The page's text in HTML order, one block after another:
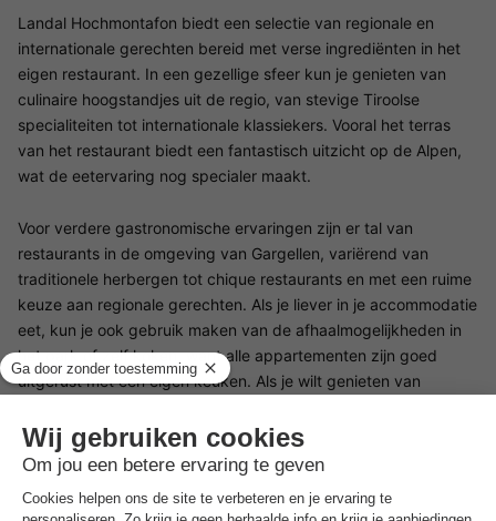
Landal Hochmontafon biedt een selectie van regionale en
internationale gerechten bereid met verse ingrediënten in het
eigen restaurant. In een gezellige sfeer kun je genieten van
culinaire hoogstandjes uit de regio, van stevige Tiroolse
specialiteiten tot internationale klassiekers. Vooral het terras
van het restaurant biedt een fantastisch uitzicht op de Alpen,
wat de eetervaring nog specialer maakt.
Voor verdere gastronomische ervaringen zijn er tal van
restaurants in de omgeving van Gargellen, variërend van
traditionele herbergen tot chique restaurants en met een ruime
keuze aan regionale gerechten. Als je liever in je accommodatie
eet, kun je ook gebruik maken van de afhaalmogelijkheden in
het park of zelf koken, want alle appartementen zijn goed
uitgerust met een eigen keuken. Als je wilt genieten van
broodjesservice, die verse broodjes direct bij je accommodatie
aflevert.
Omgeving Landal Hochmontafon